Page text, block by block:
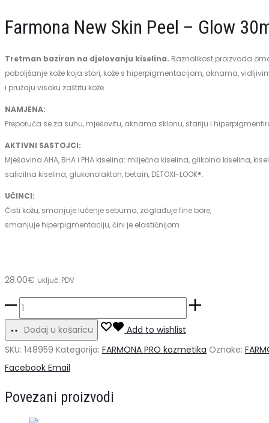
Well
30ml
–
(akne,
masna
koža)
30ml
Farmona New Skin Peel – Glow
Tretman baziran na djelovanju kiselina. Raznolikost proizvoda
poboljšanje kože koja stari, kože s hiperpigmentacijom, aknama,
i pružaju visoku zaštitu kože.
NAMJENA:
Preporuča se za suhu, mješovitu, aknama sklonu, stariju i
AKTIVNI SASTOJCI:
Mješavina AHA, BHA i PHA kiselina: mliječna kiselina, glikolna kiselina,
salicilna kiselina, glukonolakton, betain, DETOXI-LOOK®.
UČINCI:
Čisti kožu, smanjuje lučenje sebuma, zaglađuje fine bore,
smanjuje hiperpigmentaciju, čini je elastičnijom
28.00€ uključ. PDV
Farmona
New
Skin
Glow
Dodaj u košaricu
Add to wishlist
SKU: 148959 Kategorija: FARMONA PRO kozmetika Oznake:
Share
Facebook Email
Povezani proizvodi